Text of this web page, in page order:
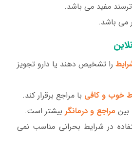
مفید می باشد.
می باشد.
را تشخیص دهند یا دارو تجویز
خوب و کافی با مراجع برقرار کند.
بین مراجع و درمانگر بیشتر است.
در شرایط بحرانی مناسب نمی